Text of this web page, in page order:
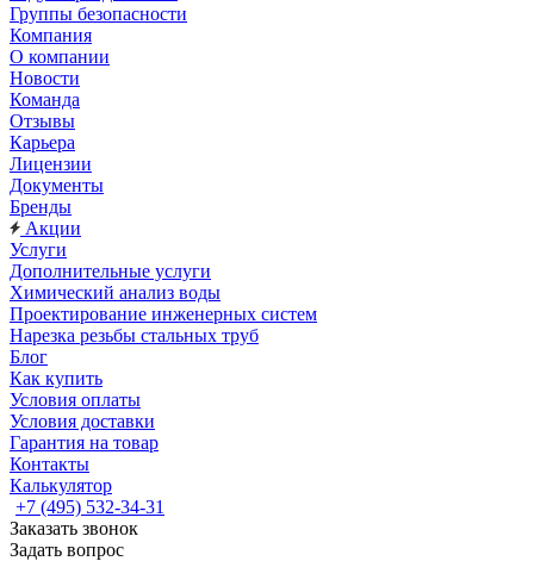
Группы безопасности
Компания
О компании
Новости
Команда
Отзывы
Карьера
Лицензии
Документы
Бренды
Акции
Услуги
Дополнительные услуги
Химический анализ воды
Проектирование инженерных систем
Нарезка резьбы стальных труб
Блог
Как купить
Условия оплаты
Условия доставки
Гарантия на товар
Контакты
Калькулятор
+7 (495) 532‑34‑31
Заказать звонок
Задать вопрос